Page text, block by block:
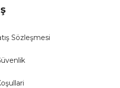
Sözleşmesi